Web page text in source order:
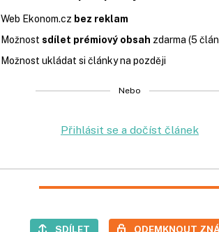
Web Ekonom.cz bez reklam
Možnost sdílet prémiový obsah zdarma (5
Možnost ukládat si články na později
Nebo
Přihlásit se a dočíst článek
SDÍLET ODEMKNOUT